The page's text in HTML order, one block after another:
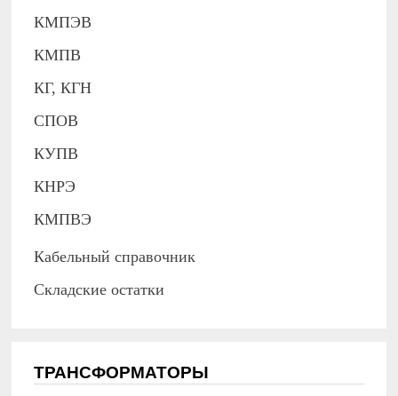
КМПЭВ
КМПВ
КГ, КГН
СПОВ
КУПВ
КНРЭ
КМПВЭ
Кабельный справочник
Складские остатки
ТРАНСФОРМАТОРЫ